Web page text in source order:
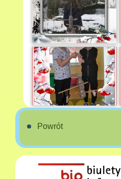
Powrót